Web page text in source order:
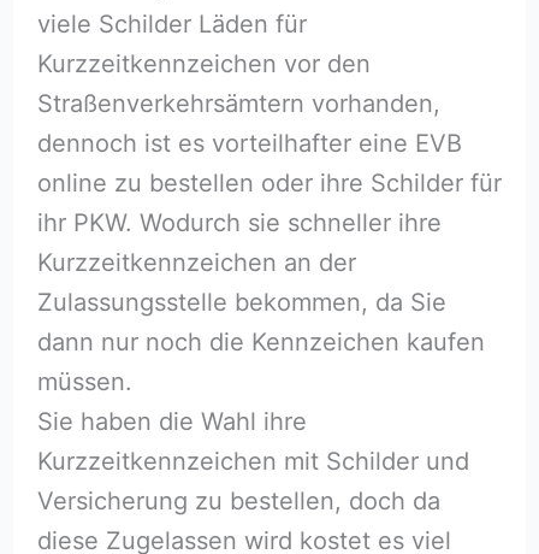
viele Schilder Läden für
Kurzzeitkennzeichen vor den
Straßenverkehrsämtern vorhanden,
dennoch ist es vorteilhafter eine EVB
online zu bestellen oder ihre Schilder für
ihr PKW. Wodurch sie schneller ihre
Kurzzeitkennzeichen an der
Zulassungsstelle bekommen, da Sie
dann nur noch die Kennzeichen kaufen
müssen.
Sie haben die Wahl ihre
Kurzzeitkennzeichen mit Schilder und
Versicherung zu bestellen, doch da
diese Zugelassen wird kostet es viel